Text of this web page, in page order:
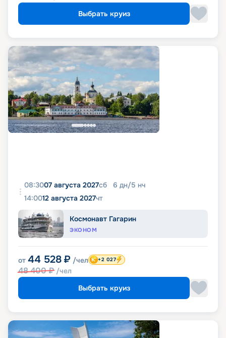
Выбрать круиз
08:3007 августа 2027сб 6 дн/5 нч
14:0012 августа 2027чт
Космонавт Гагарин
ЭКОНОМ
от 44 528 ₽ /чел
48 400₽ /чел
+2 027
Выбрать круиз